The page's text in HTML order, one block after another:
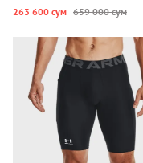
263 600 сум 659 000 сум